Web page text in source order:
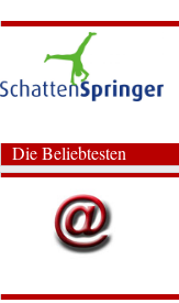
Die Beliebtesten